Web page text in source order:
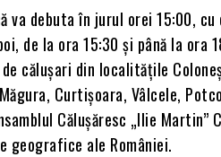
debuta în jurul orei 15:00, cu
de la ora 15:30 și până la ora
călușari din localitățile
Curtișoara, Vâlcele,
Călușăresc „Ilie Martin”
geografice ale României.